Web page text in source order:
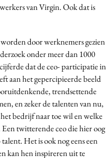
van Virgin. Ook dat is
worden door werknemers gezien
onder meer dan 1000
dat de ceo- participatie in
aan het gepercipieerde beeld
trendsettende
en zeker de talenten van nu,
bedrijf naar toe wil en welke
twitterende ceo die hier oog
Het is ook nog eens een
kan hen inspireren uit te